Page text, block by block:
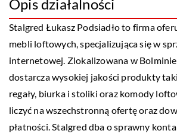
Opis działalności
Stalgred Łukasz Podsiadło to firma
mebli loftowych, specjalizująca się w
internetowej. Zlokalizowana w
dostarcza wysokiej jakości produkty
regały, biurka i stoliki oraz komody
liczyć na wszechstronną ofertę oraz
płatności. Stalgred dba o sprawny